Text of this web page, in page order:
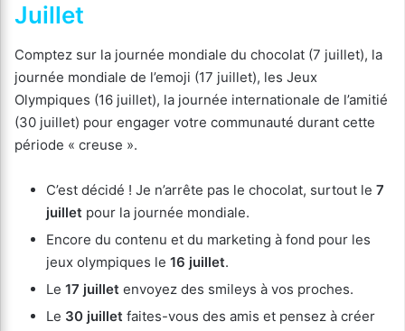
Juillet
Comptez sur la journée mondiale du chocolat (7 juillet), la
journée mondiale de l’emoji (17 juillet), les Jeux
Olympiques (16 juillet), la journée internationale de l’amitié
(30 juillet) pour engager votre communauté durant cette
période « creuse ».
C’est décidé ! Je n’arrête pas le chocolat, surtout le 7
juillet pour la journée mondiale.
Encore du contenu et du marketing à fond pour les
jeux olympiques le 16 juillet.
Le 17 juillet envoyez des smileys à vos proches.
Le 30 juillet faites-vous des amis et pensez à créer